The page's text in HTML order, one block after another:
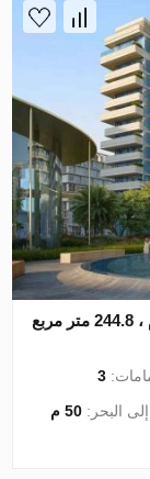
شقة في Al Raha Beach، أبو ظبي 3 غرفة نوم ، 244.8 متر مربع
3
البحر:50 م